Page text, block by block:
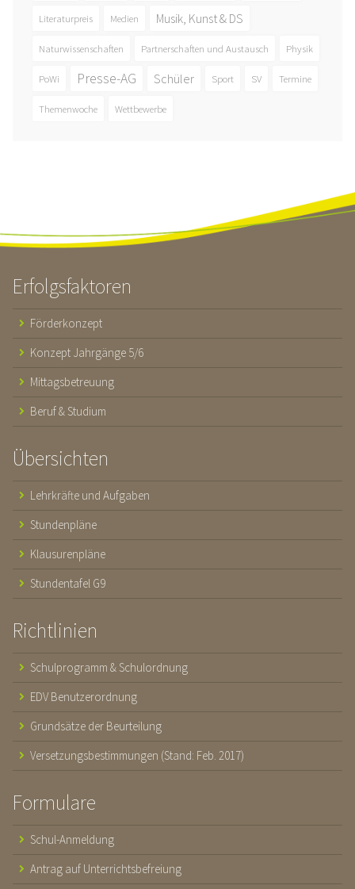
Literaturpreis Medien Musik, Kunst & DS
Naturwissenschaften Partnerschaften und Austausch Physik
PoWi Presse-AG Schüler Sport SV Termine
Themenwoche Wettbewerbe
Erfolgsfaktoren
Förderkonzept
Konzept Jahrgänge 5/6
Mittagsbetreuung
Beruf & Studium
Übersichten
Lehrkräfte und Aufgaben
Stundenpläne
Klausurenpläne
Stundentafel G9
Richtlinien
Schulprogramm & Schulordnung
EDV Benutzerordnung
Grundsätze der Beurteilung
Versetzungsbestimmungen (Stand: Feb. 2017)
Formulare
Schul-Anmeldung
Antrag auf Unterrichtsbefreiung